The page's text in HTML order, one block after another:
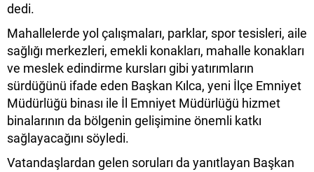
dedi.
Mahallelerde yol çalışmaları, parklar, spor tesisleri, aile
sağlığı merkezleri, emekli konakları, mahalle konakları
ve meslek edindirme kursları gibi yatırımların
sürdüğünü ifade eden Başkan Kılca, yeni İlçe Emniyet
Müdürlüğü binası ile İl Emniyet Müdürlüğü hizmet
binalarının da bölgenin gelişimine önemli katkı
sağlayacağını söyledi.
Vatandaşlardan gelen soruları da yanıtlayan Başkan